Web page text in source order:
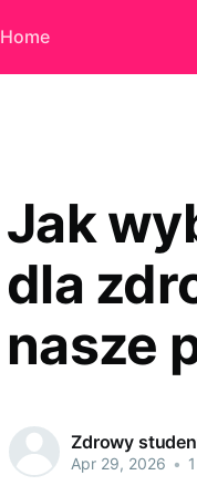
Home
Jak
dla
nasze
Zdrowy
Apr 29, 2026 •